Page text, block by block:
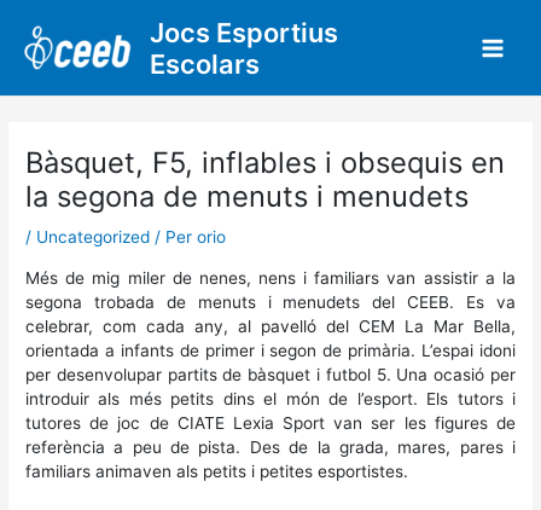
contingut
Jocs Esportius
Escolars
Bàsquet, F5, inflables i obsequis en
la segona de menuts i menudets
/ Uncategorized / Per orio
Més de mig miler de nenes, nens i familiars van assistir a la
segona trobada de menuts i menudets del CEEB. Es va
celebrar, com cada any, al pavelló del CEM La Mar Bella,
orientada a infants de primer i segon de primària. L’espai idoni
per desenvolupar partits de bàsquet i futbol 5. Una ocasió per
introduir als més petits dins el món de l’esport. Els tutors i
tutores de joc de CIATE Lexia Sport van ser les figures de
referència a peu de pista. Des de la grada, mares, pares i
familiars animaven als petits i petites esportistes.